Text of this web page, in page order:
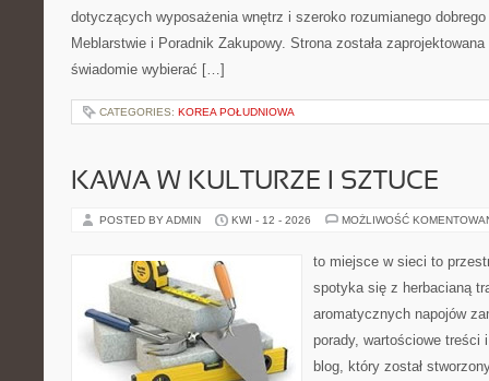
dotyczących wyposażenia wnętrz i szeroko rozumianego
Meblarstwie i Poradnik Zakupowy. Strona została
świadomie wybierać […]
CATEGORIES: KOREA POŁUDNIOWA
KAWA W KULTURZE I SZTUCE
POSTED BY ADMIN KWI - 12 - 2026 MOŻLIWOŚĆ
to miejsce w sieci to
spotyka się z herbacianą
aromatycznych napojów
porady, wartościowe treści
blog, który został